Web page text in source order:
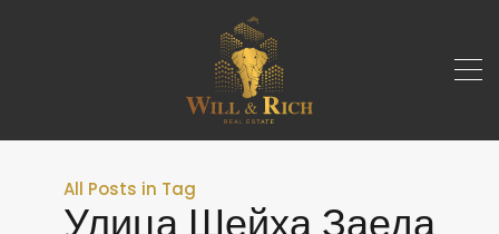
All Posts in Tag